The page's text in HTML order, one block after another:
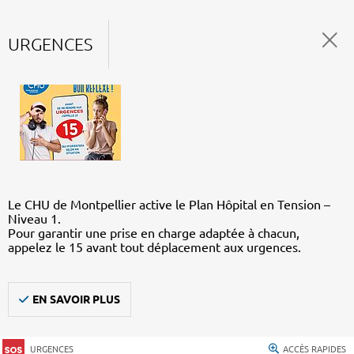
URGENCES
Le CHU de Montpellier active le Plan Hôpital en Tension –
Niveau 1.
Pour garantir une prise en charge adaptée à chacun,
appelez le 15 avant tout déplacement aux urgences.
EN SAVOIR PLUS
URGENCES ACCÈS RAPIDES